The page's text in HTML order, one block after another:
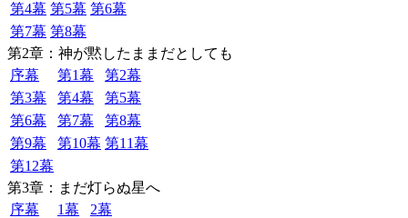
第4幕 第5幕 第6幕
第7幕 第8幕
第2章：神が黙したままだとしても
序幕
第1幕
第2幕
第3幕
第4幕
第5幕
第6幕
第7幕
第8幕
第9幕
第10幕 第11幕
第12幕
第3章：まだ灯らぬ星へ
序幕
1幕
2幕